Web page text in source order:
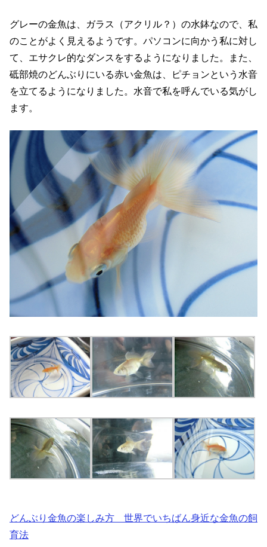
グレーの金魚は、ガラス（アクリル？）の水鉢なので、私
のことがよく見えるようです。パソコンに向かう私に対し
て、エサクレ的なダンスをするようになりました。また、
砥部焼のどんぶりにいる赤い金魚は、ピチョンという水音
を立てるようになりました。水音で私を呼んでいる気がし
ます。
どんぶり金魚の楽しみ方 世界でいちばん身近な金魚の飼
育法